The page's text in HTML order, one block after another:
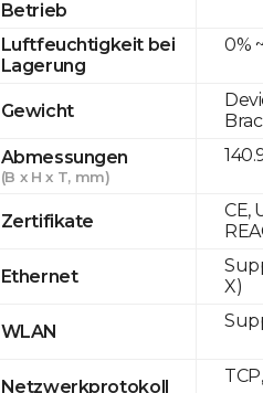
Betrieb
Luftfeuchtigkeit bei
Lagerung
Gewicht
Abmessungen
(B x H x T, mm)
Zertifikate
Ethernet
WLAN
Netzwerkprotokoll
0%
CE,
X)